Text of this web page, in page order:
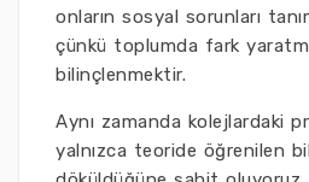
onların sosyal sorunları
çünkü toplumda fark
bilinçlenmektir.
Aynı zamanda kolejlardaki
yalnızca teoride öğrenilen